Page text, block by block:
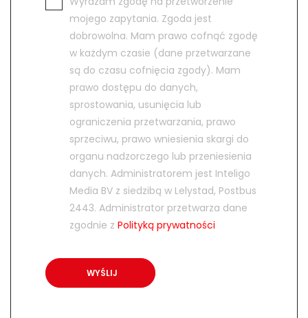
mojego zapytania. Zgoda jest
dobrowolna. Mam prawo cofnąć zgodę
w każdym czasie (dane przetwarzane
są do czasu cofnięcia zgody). Mam
prawo dostępu do danych,
sprostowania, usunięcia lub
ograniczenia przetwarzania, prawo
sprzeciwu, prawo wniesienia skargi do
organu nadzorczego lub przeniesienia
danych. Administratorem jest Inteligo
Media BV z siedzibą w Lelystad, Postbus
2443. Administrator przetwarza dane
zgodnie z Polityką prywatności